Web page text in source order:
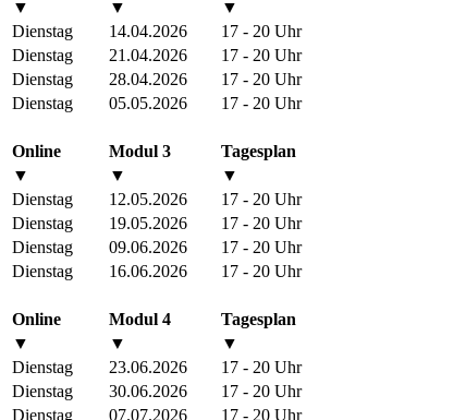
▼
▼
▼
Dienstag
14.04.2026
17 - 20 Uhr
Dienstag
21.04.2026
17 - 20 Uhr
Dienstag
28.04.2026
17 - 20 Uhr
Dienstag
05.05.2026 17 - 20 Uhr
Online Modul 3
Tagesplan
▼
▼
▼
Dienstag
12.05.2026
17 - 20 Uhr
Dienstag
19.05.2026
17 - 20 Uhr
Dienstag
09.06.2026
17 - 20 Uhr
Dienstag
16.06.2026 17 - 20 Uhr
Online Modul 4
Tagesplan
▼
▼
▼
Dienstag
23.06.2026
17 - 20 Uhr
Dienstag
30.06.2026
17 - 20 Uhr
Dienstag
07.07.2026 17 - 20 Uhr